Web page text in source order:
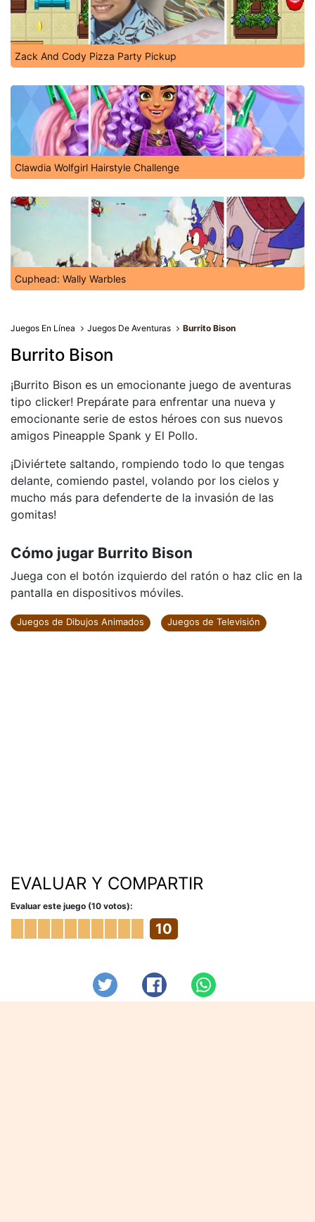
Zack And Cody Pizza Party Pickup
Clawdia Wolfgirl Hairstyle Challenge
Cuphead: Wally Warbles
Juegos En Línea Juegos De Aventuras Burrito Bison
Burrito Bison
¡Burrito Bison es un emocionante juego de aventuras
tipo clicker! Prepárate para enfrentar una nueva y
emocionante serie de estos héroes con sus nuevos
amigos Pineapple Spank y El Pollo.
¡Diviértete saltando, rompiendo todo lo que tengas
delante, comiendo pastel, volando por los cielos y
mucho más para defenderte de la invasión de las
gomitas!
Cómo jugar Burrito Bison
Juega con el botón izquierdo del ratón o haz clic en la
pantalla en dispositivos móviles.
Juegos de Dibujos Animados Juegos de Televisión
EVALUAR Y COMPARTIR
Evaluar este juego (10 votos):
10